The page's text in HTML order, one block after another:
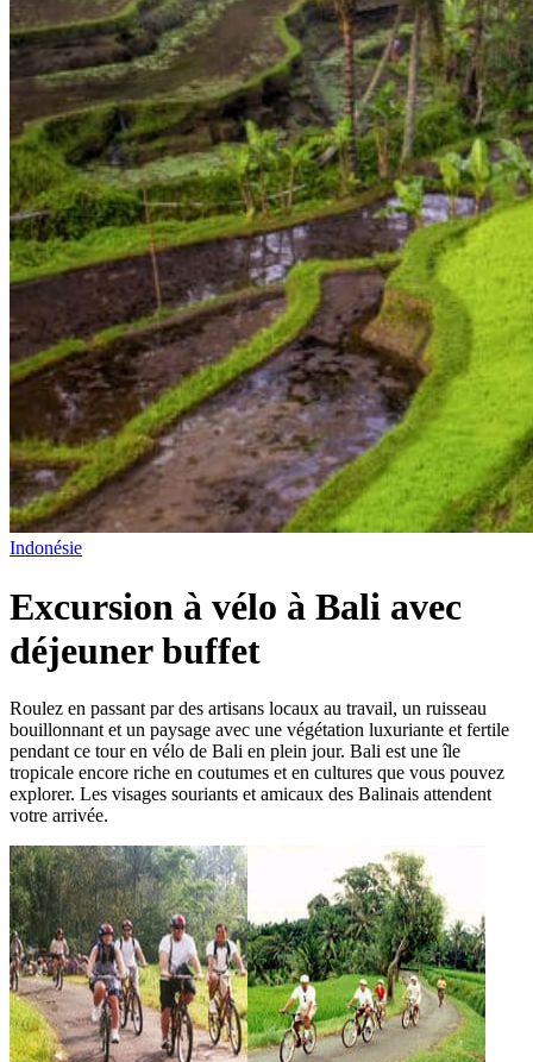
Indonésie
Excursion à vélo à Bali avec
déjeuner buffet
Roulez en passant par des artisans locaux au travail, un ruisseau
bouillonnant et un paysage avec une végétation luxuriante et fertile
pendant ce tour en vélo de Bali en plein jour. Bali est une île
tropicale encore riche en coutumes et en cultures que vous pouvez
explorer. Les visages souriants et amicaux des Balinais attendent
votre arrivée.